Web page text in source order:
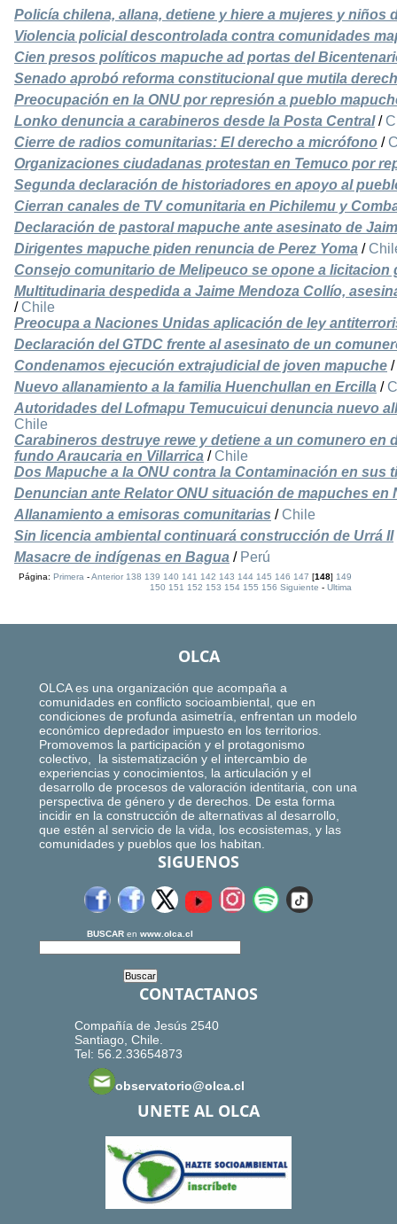
Policía chilena, allana, detiene y hiere a mujeres y niños
Violencia policial descontrolada contra comunidades
Cien presos políticos mapuche ad portas del
Senado aprobó reforma constitucional que mutila
Preocupación en la ONU por represión a pueblo
Lonko denuncia a carabineros desde la Posta Central/
Cierre de radios comunitarias: El derecho a micrófono /
Organizaciones ciudadanas protestan en Temuco por
Segunda declaración de historiadores en apoyo al
Cierran canales de TV comunitaria en Pichilemu y
Declaración de pastoral mapuche ante asesinato de
Dirigentes mapuche piden renuncia de Perez Yoma /
Consejo comunitario de Melipeuco se opone a licitacion
Multitudinaria despedida a Jaime Mendoza Collío,
/ Chile
Preocupa a Naciones Unidas aplicación de ley
Declaración del GTDC frente al asesinato de un
Condenamos ejecución extrajudicial de joven mapuche /
Nuevo allanamiento a la familia Huenchullan en Ercilla /
Autoridades del Lofmapu Temucuicui denuncia nuevo
Chile
Carabineros destruye rewe y detiene a un comunero en
fundo Araucaria en Villarrica / Chile
Dos Mapuche a la ONU contra la Contaminación en sus
Denuncian ante Relator ONU situación de mapuches en
Allanamiento a emisoras comunitarias / Chile
Sin licencia ambiental continuará construcción de Urrá II
Masacre de indígenas en Bagua / Perú
Página:Primera -Anterior 138 139 140 141 142 143 144 145 146 147 [148]149
150 151 152 153 154 155 156 Siguiente -Ultima
OLCA
OLCA es una organización que acompaña a
comunidades en conflicto socioambiental, que en
condiciones de profunda asimetría, enfrentan un modelo
económico depredador impuesto en los territorios.
Promovemos la participación y el protagonismo
colectivo, la sistematización y el intercambio de
experiencias y conocimientos, la articulación y el
desarrollo de procesos de valoración identitaria, con una
perspectiva de género y de derechos. De esta forma
incidir en la construcción de alternativas al desarrollo,
que estén al servicio de la vida, los ecosistemas, y las
comunidades y pueblos que los habitan.
SIGUENOS
BUSCAR en www.olca.cl
CONTACTANOS
Compañía de Jesús 2540
Santiago, Chile.
Tel: 56.2.33654873
observatorio@olca.cl
UNETE AL OLCA